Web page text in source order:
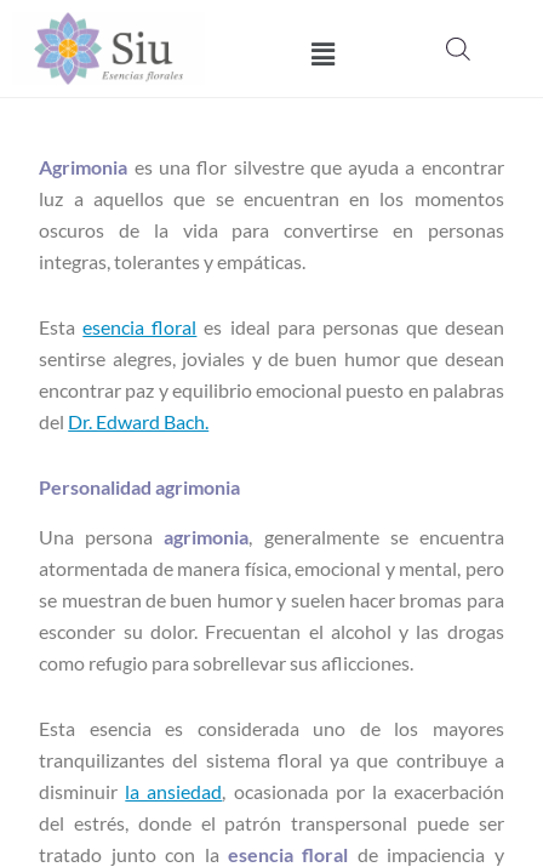
contenido
Menú
Agrimonia es una flor silvestre que ayuda a encontrar
luz a aquellos que se encuentran en los momentos
oscuros de la vida para convertirse en personas
integras, tolerantes y empáticas.
Estaesencia floral es ideal para personas que desean
sentirse alegres, joviales y de buen humor que desean
encontrar paz y equilibrio emocional puesto en palabras
del Dr. Edward Bach.
Personalidad agrimonia
Una personaagrimonia, generalmente se encuentra
atormentada de manera física, emocional y mental, pero
se muestran de buen humor y suelen hacer bromas para
esconder su dolor. Frecuentan el alcohol y las drogas
como refugio para sobrellevar sus aflicciones.
Esta esencia es considerada uno de los mayores
tranquilizantes del sistema floral ya que contribuye a
disminuir la ansiedad, ocasionada por la exacerbación
del estrés, donde el patrón transpersonal puede ser
tratado junto con la esencia floral de impaciencia y